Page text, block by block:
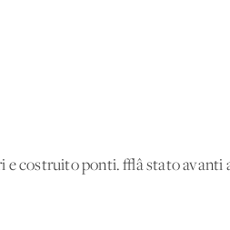
e costruito ponti. √â stato avanti